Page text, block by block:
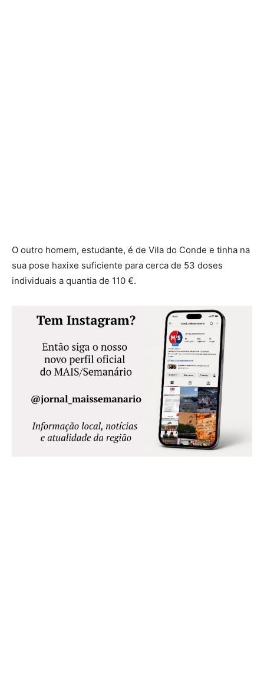
O outro homem, estudante, é de Vila do Conde e tinha na
sua pose haxixe suficiente para cerca de 53 doses
individuais a quantia de 110 €.